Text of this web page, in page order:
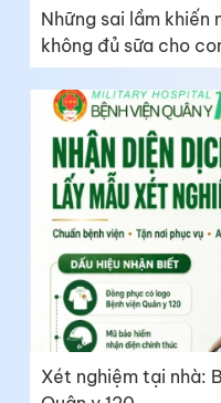
Những sai lầm khiến
không đủ sữa cho
Xét nghiệm tại nhà: